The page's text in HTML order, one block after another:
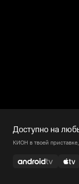
Доступно на
КИОН в твоей